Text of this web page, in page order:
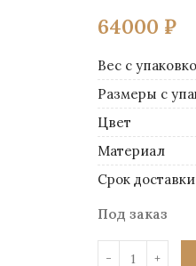
64000 ₽
Вес
Размеры
Цвет
Материал
Срок доставки
Под заказ